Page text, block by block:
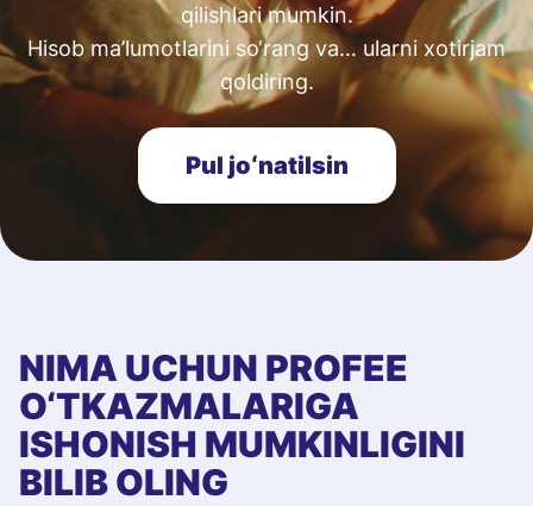
qilishlari mumkin.
Hisob ma’lumotlarini so‘rang va… ularni xotirjam
qoldiring.
Pul joʻnatilsin
NIMA UCHUN PROFEE
O‘TKAZMALARIGA
ISHONISH MUMKINLIGINI
BILIB OLING